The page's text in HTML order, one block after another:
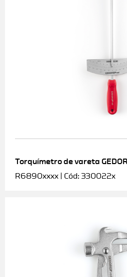
Torquímetro de vareta
R6890xxxx | Cód: 330022x